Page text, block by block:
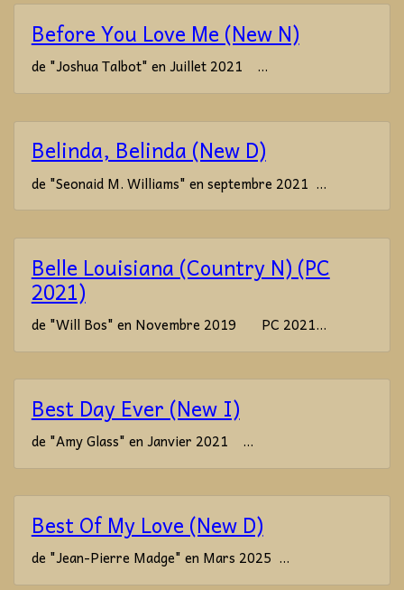
Before You Love Me (New N)
de "Joshua Talbot" en Juillet 2021 ...
Belinda, Belinda (New D)
de "Seonaid M. Williams" en septembre 2021 ...
Belle Louisiana (Country N) (PC
2021)
de "Will Bos" en Novembre 2019 PC 2021...
Best Day Ever (New I)
de "Amy Glass" en Janvier 2021 ...
Best Of My Love (New D)
de "Jean-Pierre Madge" en Mars 2025 ...